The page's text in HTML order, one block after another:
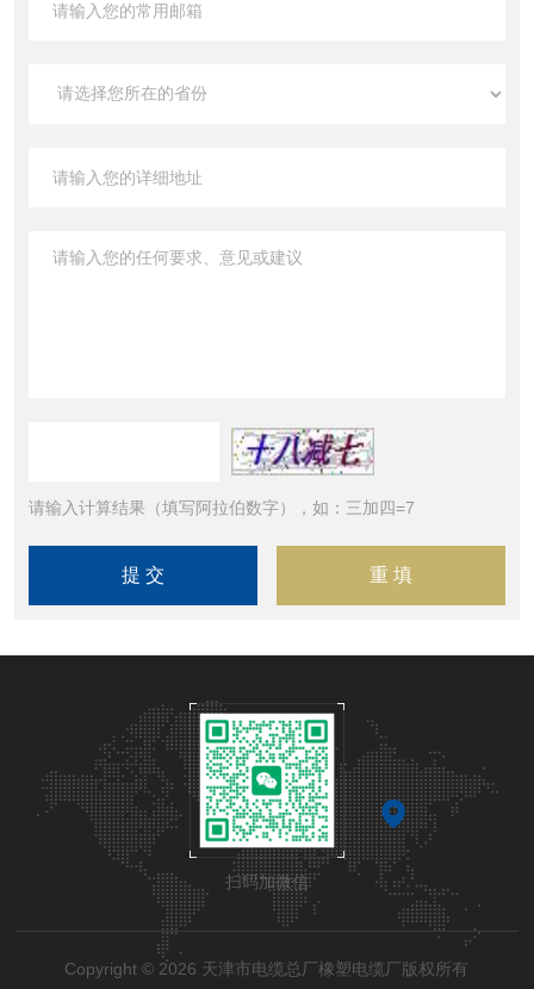
请输入计算结果（填写阿拉伯数字），如：三加四=7
扫码加微信
Copyright © 2026 天津市电缆总厂橡塑电缆厂版权所有